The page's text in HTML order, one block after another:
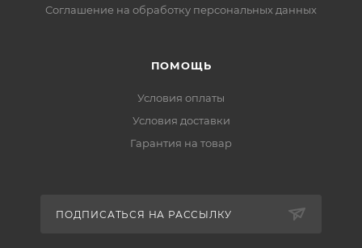
Соглашение на обработку персональных данных
ПОМОЩЬ
Условия оплаты
Условия доставки
Гарантия на товар
ПОДПИСАТЬСЯ НА РАССЫЛКУ